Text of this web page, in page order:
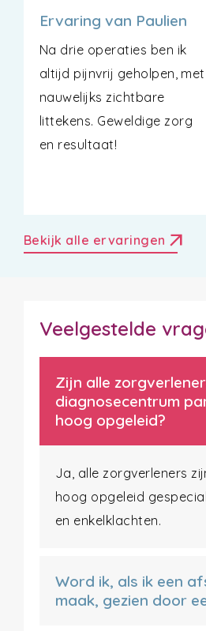
Ervaring van Paulien
Na drie operaties ben ik
altijd pijnvrij geholpen, met
nauwelijks zichtbare
littekens. Geweldige zorg
en resultaat!
Bekijk alle ervaringen arrow_outward
Veelgestelde
Zijn alle
diagnosecentrum
hoog opgeleid?
Ja, alle zorgverleners
hoog opgeleid
en enkelklachten.
Word ik, als ik een
maak, gezien door